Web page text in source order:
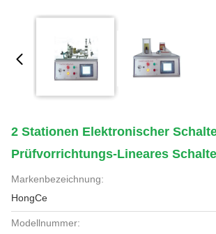
2 Stationen Elektronischer
Prüfvorrichtungs-Lineares
Markenbezeichnung:
HongCe
Modellnummer: